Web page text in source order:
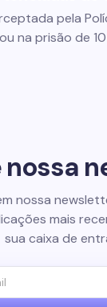
pela
na prisão de
nossa
nossa
mais
sua caixa de